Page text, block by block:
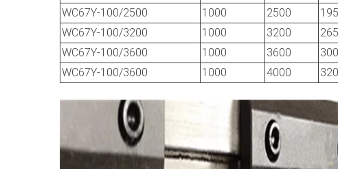
WC67Y-100/2500
1000 2500
WC67Y-100/3200
1000 3200
WC67Y-100/3600
1000 3600
WC67Y-100/3600
1000 4000